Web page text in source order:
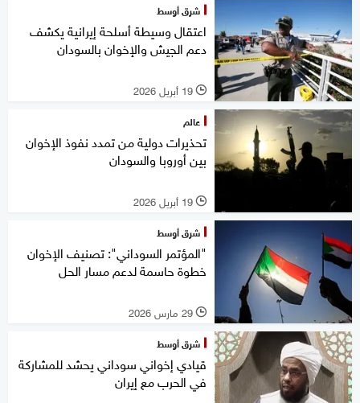
شرق أوسط
اعتقال وسيطة أسلحة إيرانية يكشف
دعم الجيش والإخوان بالسودان
l 19 أبريل 2026
عالم
تحذيرات دولية من تمدد نفوذ الإخوان
بين أوروبا والسودان
l 19 أبريل 2026
شرق أوسط
"المؤتمر السوداني": تصنيف الإخوان
خطوة حاسمة لدعم مسار الحل
l 29 مارس 2026
شرق أوسط
قيادي إخواني سوداني يحشد للمشاركة
في الحرب مع إيران